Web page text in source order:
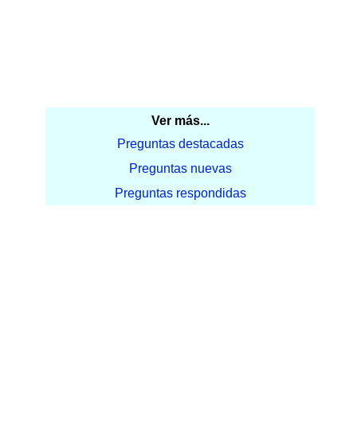
Ver más...
Preguntas destacadas
Preguntas nuevas
Preguntas respondidas